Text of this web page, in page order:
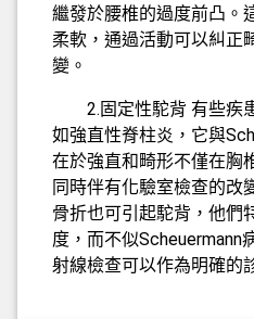
繼發於腰椎的過度前凸。
柔軟，通過活動可以糾正
變。
2.固定性駝背 有些疾患
如強直性脊柱炎，它與
在於強直和畸形不僅在胸
同時伴有化驗室檢查的改
骨折也可引起駝背，他們
度，而不似Scheuermann
射線檢查可以作為明確的